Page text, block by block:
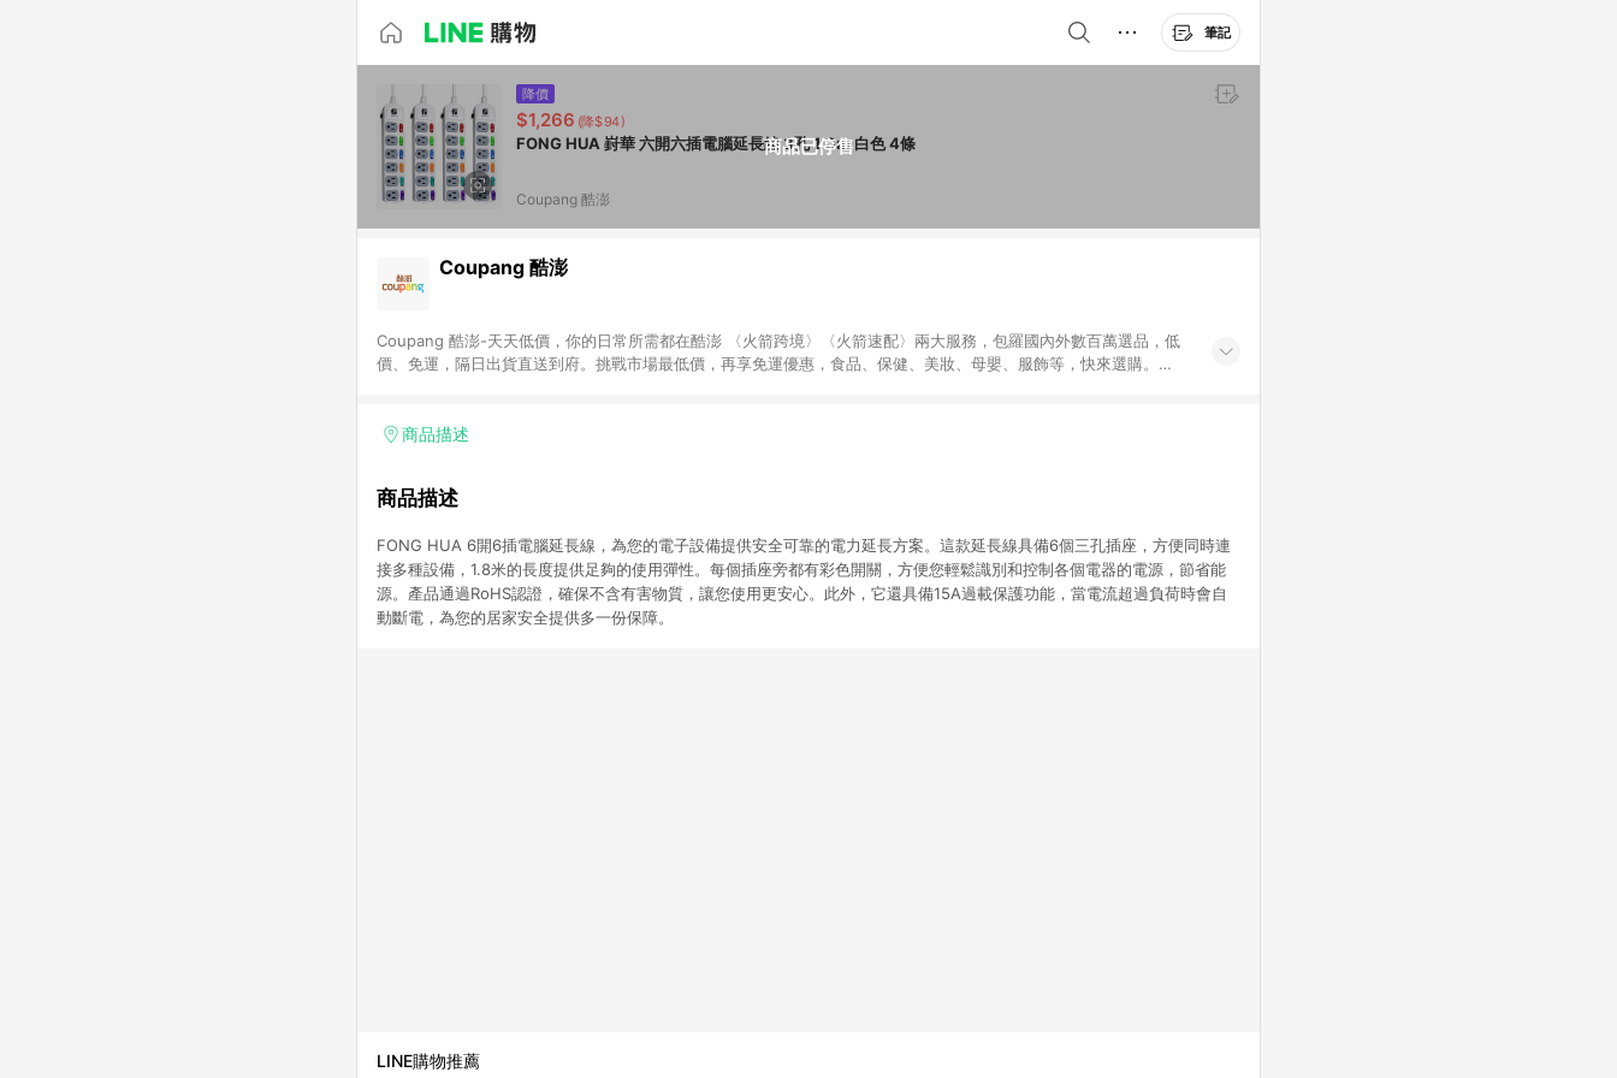
筆記
商品已停售
降價
$1,266 (降$94)
FONG HUA 崶華 六開六插電腦延長線 3孔 1.8m 白色 4條
Coupang 酷澎
Coupang 酷澎
Coupang 酷澎-天天低價，你的日常所需都在酷澎 〈火箭跨境〉〈火箭速配〉兩大服務，包羅國內外數百萬選品，低
價、免運，隔日出貨直送到府。挑戰市場最低價，再享免運優惠，食品、保健、美妝、母嬰、服飾等，快來選購。
商品描述
商品描述
FONG HUA 6開6插電腦延長線，為您的電子設備提供安全可靠的電力延長方案。這款延長線具備6個三孔插座，方便同時連
接多種設備，1.8米的長度提供足夠的使用彈性。每個插座旁都有彩色開關，方便您輕鬆識別和控制各個電器的電源，節省能
源。產品通過RoHS認證，確保不含有害物質，讓您使用更安心。此外，它還具備15A過載保護功能，當電流超過負荷時會自
動斷電，為您的居家安全提供多一份保障。
LINE購物推薦